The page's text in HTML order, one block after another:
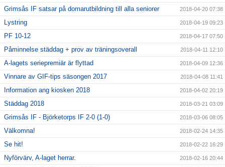
Grimsås IF satsar på domarutbildning till alla seniorer 2018-04-20 07:38
Lystring 2018-04-19 09:23
PF 10-12 2018-04-17 07:50
Påminnelse städdag + prov av träningsoverall 2018-04-11 12:10
A-lagets seriepremiär är flyttad 2018-04-09 12:36
Vinnare av GIF-tips säsongen 2017 2018-04-08 11:41
Information ang kiosken 2018 2018-04-02 20:19
Städdag 2018 2018-03-21 03:09
Grimsås IF - Björketorps IF 2-0 (1-0) 2018-03-06 08:05
Välkomna! 2018-02-24 14:35
Se hit! 2018-02-22 16:29
Nyförvärv, A-laget herrar. 2018-02-16 20:44